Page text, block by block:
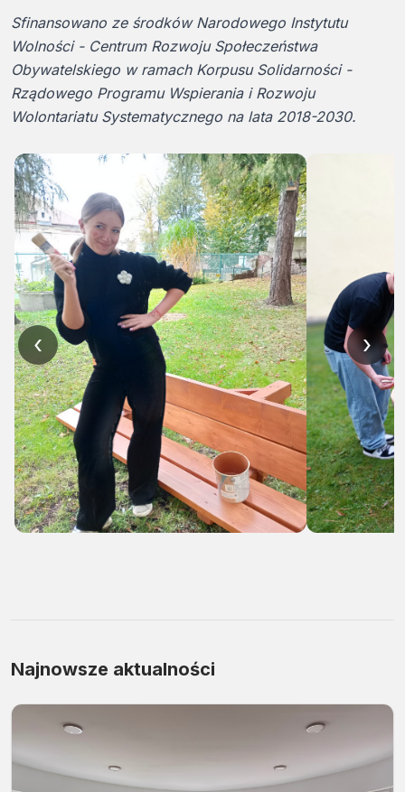
Sfinansowano ze środków Narodowego Instytutu
Wolności - Centrum Rozwoju Społeczeństwa
Obywatelskiego w ramach Korpusu Solidarności -
Rządowego Programu Wspierania i Rozwoju
Wolontariatu Systematycznego na lata 2018-2030.
‹ ›
Najnowsze aktualności